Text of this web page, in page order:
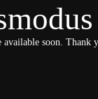
available soon. Thank